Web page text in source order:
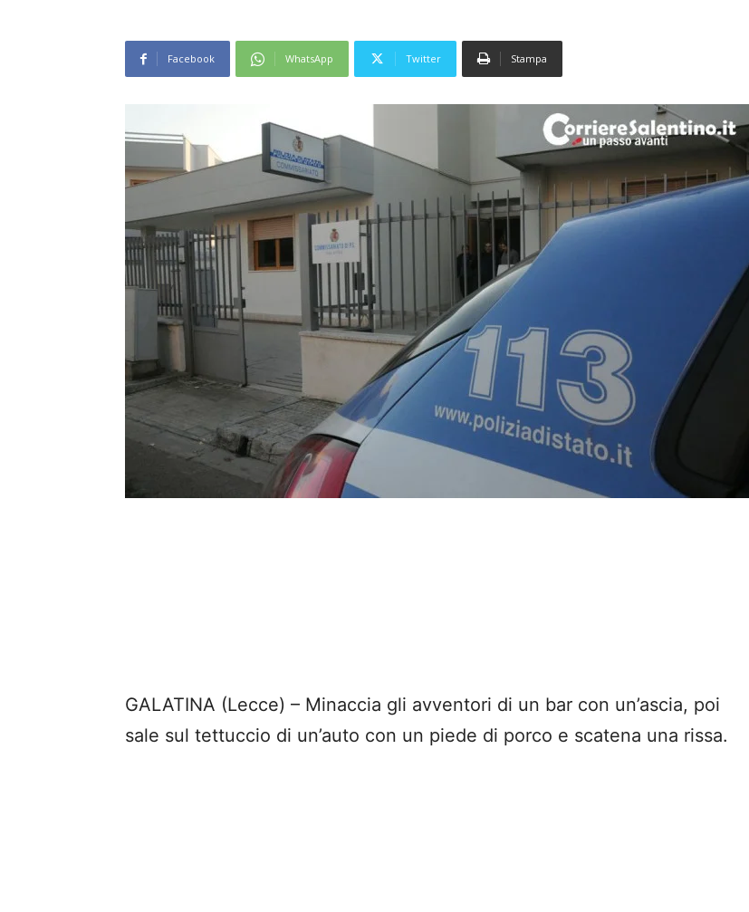
Facebook WhatsApp Twitter Stampa
GALATINA (Lecce) – Minaccia gli avventori di un bar con un’ascia, poi
sale sul tettuccio di un’auto con un piede di porco e scatena una rissa.